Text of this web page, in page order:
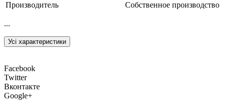
Производитель
Собственное производство
...
Усі характеристики
Facebook
Twitter
Вконтакте
Google+